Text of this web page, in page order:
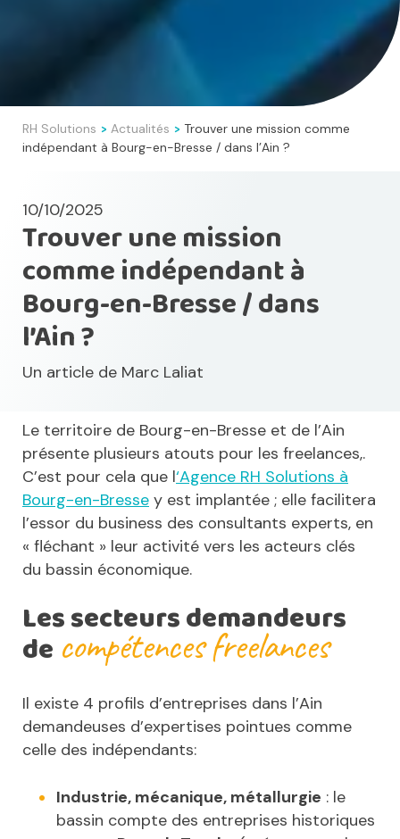
RH Solutions > Actualités > Trouver une mission comme
indépendant à Bourg-en-Bresse / dans l’Ain ?
10/10/2025
Trouver une mission
comme indépendant à
Bourg-en-Bresse / dans
l’Ain ?
Un article de Marc Laliat
Le territoire de Bourg-en-Bresse et de l’Ain
présente plusieurs atouts pour les freelances,.
C’est pour cela que l‘Agence RH Solutions à
Bourg-en-Bresse y est implantée ; elle facilitera
l’essor du business des consultants experts, en
« fléchant » leur activité vers les acteurs clés
du bassin économique.
Les secteurs demandeurs
de compétences freelances
Il existe 4 profils d’entreprises dans l’Ain
demandeuses d’expertises pointues comme
celle des indépendants:
Industrie, mécanique, métallurgie : le
bassin compte des entreprises historiques